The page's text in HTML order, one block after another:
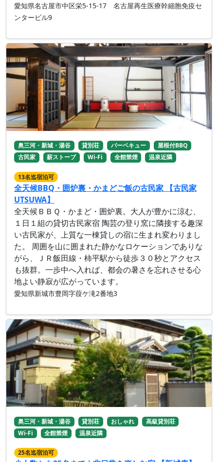
愛知県名古屋市中区栄5-15-17 名古屋再生医療幹細胞免疫セ
ンタービル9
奥三河・新城・湯谷 貸別荘 バーベキュー
屋根付BBQ
古民家
薪ストーブ Wi-Fi 全館禁煙 温泉近隣
13名迄宿泊可
全天候BBQ・囲炉裏・かまどご飯の古民家 【古民家
UTSUWA】
全天候ＢＢＱ・かまど・囲炉裏。大人が豊かに涼む、
１日１組の貸切古民家宿 陶芸の登り窯に隣接する趣深
い古民家が、上質な一棟貸しの宿に生まれ変わりまし
た。 周囲を山に囲まれた静かなロケーションでありな
がら、ＪＲ飯田線・柿平駅から徒歩３０秒とアクセス
も抜群。一歩中へ入れば、都会の暑さを忘れさせる心
地よい静寂が広がっています。
愛知県新城市豊岡字葭ケ滝2番地3
奥三河・新城・湯谷 貸別荘 おしゃれ
高級貸別荘
Wi-Fi
全館禁煙 温泉近隣
25名迄宿泊可